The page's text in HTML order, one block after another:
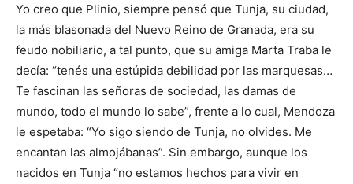
Yo creo que Plinio, siempre pensó que Tunja, su ciudad,
la más blasonada del Nuevo Reino de Granada, era su
feudo nobiliario, a tal punto, que su amiga Marta Traba le
decía: “tenés una estúpida debilidad por las marquesas…
Te fascinan las señoras de sociedad, las damas de
mundo, todo el mundo lo sabe”, frente a lo cual, Mendoza
le espetaba: “Yo sigo siendo de Tunja, no olvides. Me
encantan las almojábanas”. Sin embargo, aunque los
nacidos en Tunja “no estamos hechos para vivir en